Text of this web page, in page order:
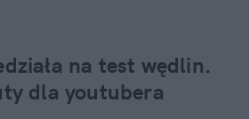
na test wędlin.
dla youtubera